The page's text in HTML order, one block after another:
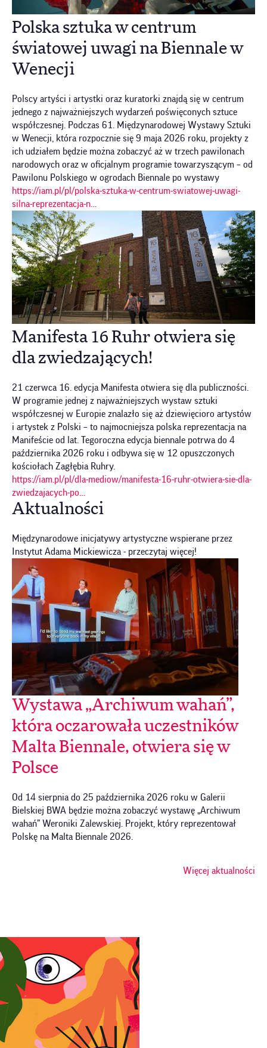
Polska sztuka w centrum
światowej uwagi na Biennale w
Wenecji
Polscy artyści i artystki oraz kuratorki znajdą się w centrum
jednego z najważniejszych wydarzeń poświęconych sztuce
współczesnej. Podczas 61. Międzynarodowej Wystawy Sztuki
w Wenecji, która rozpocznie się 9 maja 2026 roku, projekty z
ich udziałem będzie można zobaczyć aż w trzech pawilonach
narodowych oraz w oficjalnym programie towarzyszącym – od
Pawilonu Polskiego w ogrodach Biennale po wystawy
https://iam.pl/pl/polska-sztuka-w-centrum-swiatowej-uwagi-
silna-reprezentacja-n…
Manifesta 16 Ruhr otwiera się
dla zwiedzających!
21 czerwca 16. edycja Manifesta otwiera się dla publiczności.
W programie jednej z najważniejszych wystaw sztuki
współczesnej w Europie znalazło się aż dziewięcioro artystów
i artystek z Polski – to najmocniejsza polska reprezentacja na
Manifeście od lat. Tegoroczna edycja biennale potrwa do 4
października 2026 roku i odbywa się w 12 opuszczonych
kościołach Zagłębia Ruhry.
https://iam.pl/pl/dla-mediow/manifesta-16-ruhr-otwiera-sie-dla-
zwiedzajacych-po…
Aktualności
Międzynarodowe inicjatywy artystyczne wspierane przez
Instytut Adama Mickiewicza - przeczytaj więcej!
Wystawa „Archiwum wahań”,
która oczarowała uczestników
Malta Biennale, otwiera się w
Polsce
Od 14 sierpnia do 25 października 2026 roku w Galerii
Bielskiej BWA będzie można zobaczyć wystawę „Archiwum
wahań” Weroniki Zalewskiej. Projekt, który reprezentował
Polskę na Malta Biennale 2026.
Więcej aktualności